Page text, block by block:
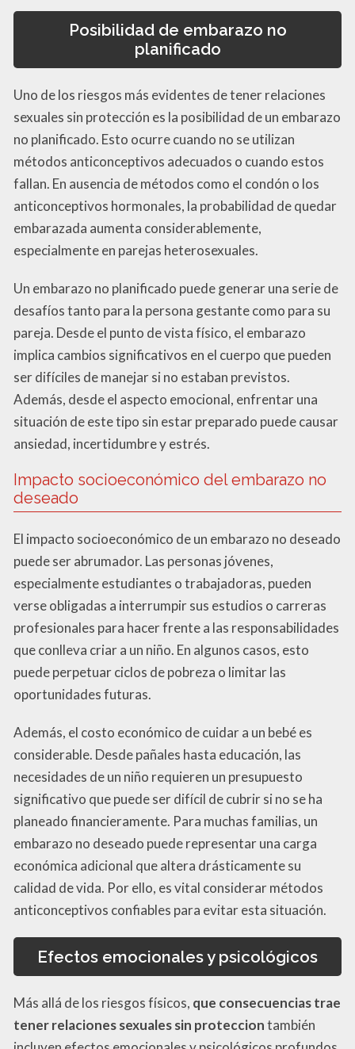
Posibilidad de embarazo no
planificado
Uno de los riesgos más evidentes de tener relaciones
sexuales sin protección es la posibilidad de un embarazo
no planificado. Esto ocurre cuando no se utilizan
métodos anticonceptivos adecuados o cuando estos
fallan. En ausencia de métodos como el condón o los
anticonceptivos hormonales, la probabilidad de quedar
embarazada aumenta considerablemente,
especialmente en parejas heterosexuales.
Un embarazo no planificado puede generar una serie de
desafíos tanto para la persona gestante como para su
pareja. Desde el punto de vista físico, el embarazo
implica cambios significativos en el cuerpo que pueden
ser difíciles de manejar si no estaban previstos.
Además, desde el aspecto emocional, enfrentar una
situación de este tipo sin estar preparado puede causar
ansiedad, incertidumbre y estrés.
Impacto socioeconómico del embarazo no
deseado
El impacto socioeconómico de un embarazo no deseado
puede ser abrumador. Las personas jóvenes,
especialmente estudiantes o trabajadoras, pueden
verse obligadas a interrumpir sus estudios o carreras
profesionales para hacer frente a las responsabilidades
que conlleva criar a un niño. En algunos casos, esto
puede perpetuar ciclos de pobreza o limitar las
oportunidades futuras.
Además, el costo económico de cuidar a un bebé es
considerable. Desde pañales hasta educación, las
necesidades de un niño requieren un presupuesto
significativo que puede ser difícil de cubrir si no se ha
planeado financieramente. Para muchas familias, un
embarazo no deseado puede representar una carga
económica adicional que altera drásticamente su
calidad de vida. Por ello, es vital considerar métodos
anticonceptivos confiables para evitar esta situación.
Efectos emocionales y psicológicos
Más allá de los riesgos físicos, que consecuencias trae
tener relaciones sexuales sin protecciontambién